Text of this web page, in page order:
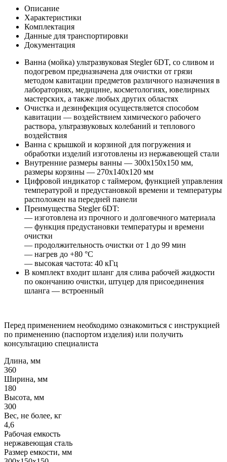
Описание
Характеристики
Комплектация
Данные для транспортировки
Документация
Ванна (мойка) ультразвуковая Stegler 6DT, со сливом и
подогревом предназначена для очистки от грязи
методом кавитации предметов различного назначения в
лабораториях, медицине, косметологиях, ювелирных
мастерских, а также любых других областях
Очистка и дезинфекция осуществляется способом
кавитации — воздействием химического рабочего
раствора, ультразвуковых колебаний и теплового
воздействия
Ванна с крышкой и корзиной для погружения и
обработки изделий изготовлены из нержавеющей стали
Внутренние размеры ванны — 300x150x150 мм,
размеры корзины — 270x140x120 мм
Цифровой индикатор с таймером, функцией управления
температурой и предустановкой времени и температуры
расположен на передней панели
Преимущества Stegler 6DT:
— изготовлена из прочного и долговечного материала
— функция предустановки температуры и времени
очистки
— продолжительность очистки от 1 до 99 мин
— нагрев до +80 °C
— высокая частота: 40 кГц
В комплект входит шланг для слива рабочей жидкости
по окончанию очистки, штуцер для присоединения
шланга — встроенный
Перед применением необходимо ознакомиться с инструкцией
по применению (паспортом изделия) или получить
консультацию специалиста
Длина, мм
360
Ширина, мм
180
Высота, мм
300
Вес, не более, кг
4,6
Рабочая емкость
нержавеющая сталь
Размер емкости, мм